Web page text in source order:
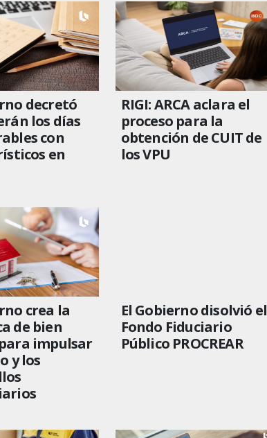
decretó
los días
con
en
RIGI: ARCA aclara el
proceso para la
obtención de CUIT de
los VPU
crea la
de bien
impulsar
y los
El Gobierno disolvió el
Fondo Fiduciario
Público PROCREAR